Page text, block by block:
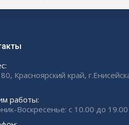
Красноярский край,
работы:
Воскресенье: с 10.00 до 19.00